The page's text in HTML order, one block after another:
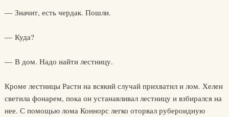
— Значит, есть чердак. Пошли.
— Куда?
— В дом. Надо найти лестницу.
Кроме лестницы Расти на всякий случай прихватил и лом. Хелен
светила фонарем, пока он устанавливал лестницу и взбирался на
нее. С помощью лома Коннорс легко оторвал рубероидную